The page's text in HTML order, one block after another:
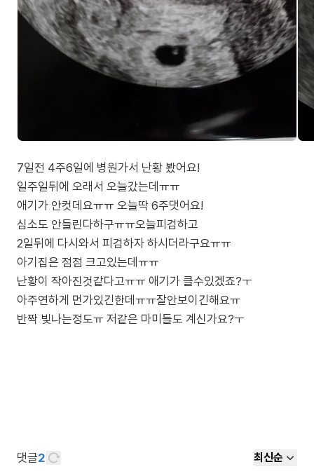
7일전 4주6일에 병원가서 난황 봤어요!
일주일뒤에 오래서 오늘갔는데ㅠㅠ
애기가 안컷데요ㅠㅠ 오늘딱 6주댓어요!
심소도 안들린다하구ㅠㅠ오늘피검하고
2일뒤에 다시와서 피검하자 하시더라구요ㅠㅠ
아기집은 점점 크고있는데ㅠㅠ
난황이 작아진것같다고ㅠㅠ 애기가 클수있겠죠?ㅜ
아주연하게 먼가있긴한데ㅠㅠ잘안보이긴해요ㅠ
반짝 빛나는정도ㅠ 저같은 마미들도 계신가요?ㅜ
댓글2 최신순